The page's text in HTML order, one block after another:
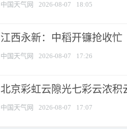
中国天气网 2026-08-07 18:05
江西永新：中稻开镰抢收忙
中国天气网 2026-08-07 17:26
北京彩虹云隙光七彩云浓积
中国天气网 2026-08-07 17:07